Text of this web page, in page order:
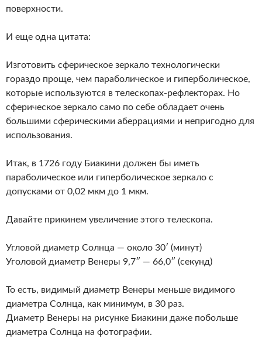
поверхности.
И еще одна цитата:
Изготовить сферическое зеркало технологически
гораздо проще, чем параболическое и гиперболическое,
которые используются в телескопах-рефлекторах. Но
сферическое зеркало само по себе обладает очень
большими сферическими аберрациями и непригодно для
использования.
Итак, в 1726 году Биакини должен бы иметь
параболическое или гиперболическое зеркало с
допусками от 0,02 мкм до 1 мкм.
Давайте прикинем увеличение этого телескопа.
Угловой диаметр Солнца — около 30′ (минут)
Уголовой диаметр Венеры 9,7″ — 66,0″ (секунд)
То есть, видимый диаметр Венеры меньше видимого
диаметра Солнца, как минимум, в 30 раз.
Диаметр Венеры на рисунке Биакини даже побольше
диаметра Солнца на фотографии.